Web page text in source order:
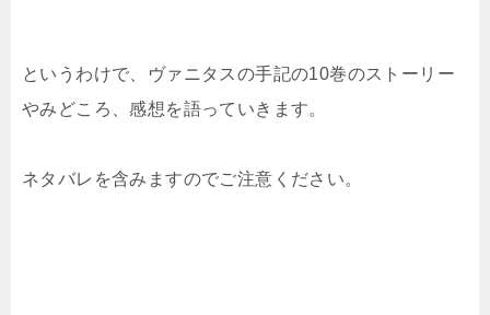
というわけで、ヴァニタスの手記の10巻のストーリー
やみどころ、感想を語っていきます。
ネタバレを含みますのでご注意ください。